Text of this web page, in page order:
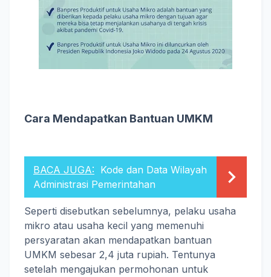
Cara Mendapatkan Bantuan UMKM
BACA JUGA: Kode dan Data Wilayah
Administrasi Pemerintahan
Seperti disebutkan sebelumnya, pelaku usaha
mikro atau usaha kecil yang memenuhi
persyaratan akan mendapatkan bantuan
UMKM sebesar 2,4 juta rupiah. Tentunya
setelah mengajukan permohonan untuk